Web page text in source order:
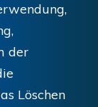
der
Löschen